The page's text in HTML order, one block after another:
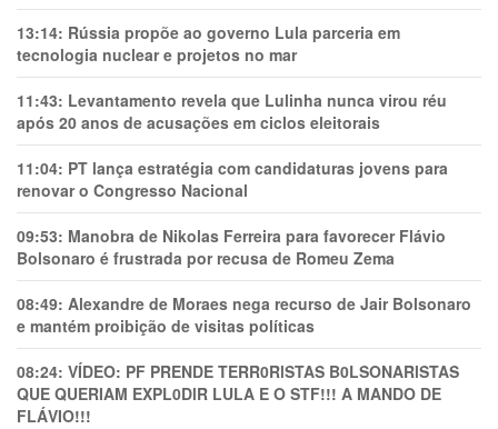
13:14: Rússia propõe ao governo Lula parceria em
tecnologia nuclear e projetos no mar
11:43: Levantamento revela que Lulinha nunca virou réu
após 20 anos de acusações em ciclos eleitorais
11:04: PT lança estratégia com candidaturas jovens para
renovar o Congresso Nacional
09:53: Manobra de Nikolas Ferreira para favorecer Flávio
Bolsonaro é frustrada por recusa de Romeu Zema
08:49: Alexandre de Moraes nega recurso de Jair Bolsonaro
e mantém proibição de visitas políticas
08:24: VÍDEO: PF PRENDE TERR0RlSTAS B0LSONARlSTAS
QUE QUERIAM EXPL0DlR LULA E O STF!!! A MANDO DE
FLÁVIO!!!